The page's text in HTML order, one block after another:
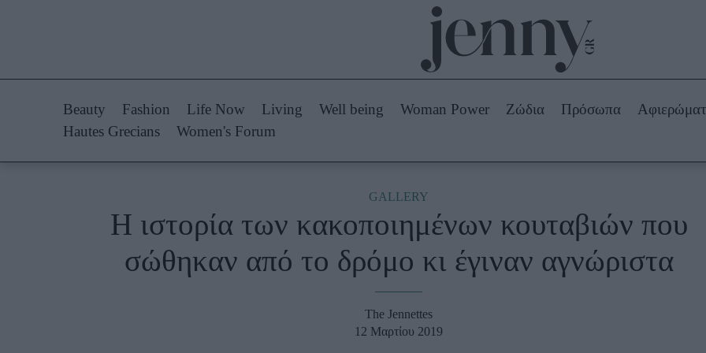
Styling Tips
Fashion News
Beauty -
Ομορφιά
Skincare
Μακιγιάζ
Woman Power Πρόσωπα Ζώδια
Beauty Fashion Life Now Living Well being Woman Power Ζώδια Πρόσωπα
Hautes Grecians
Women's Forum
GALLERY
Η ιστορία των κακοποιημένων κουταβιών που
σώθηκαν από το δρόμο κι έγιναν αγνώριστα
The Jennettes
12 Μαρτίου 2019